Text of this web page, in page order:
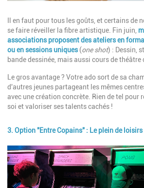
Description
Il en faut pour tous les goûts, et certains de
se faire réveiller la fibre artistique. Fin juin,
associations proposent des ateliers en
ou en sessions uniques(one shot) : Dessin,
bande dessinée, mais aussi cours de théâtre
Le gros avantage ? Votre ado sort de sa
d'autres jeunes partageant les mêmes
avec une création concrète. Rien de tel pour
soi et valoriser ses talents cachés !
3. Option "Entre Copains" : Le plein de
Image